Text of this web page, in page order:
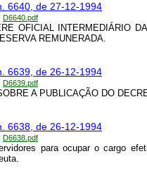
6640, de 27-12-1994
D6640.pdf
OFICIAL INTERMEDIÁRIO
REMUNERADA.
6639, de 26-12-1994
D6639.pdf
A PUBLICAÇÃO DO
6638, de 26-12-1994
D6638.pdf
para ocupar o cargo